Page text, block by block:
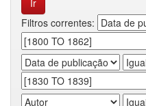
Filtros correntes: